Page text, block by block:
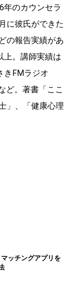
年のカウンセラ
に彼氏ができた
の報告実績があ
上。講師実績は
きFMラジオ
ど。著書「ここ
」、「健康心理
ッチングアプリを